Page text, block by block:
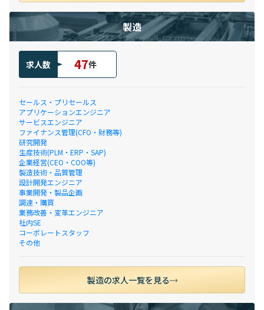
製造
求人数 47件
セールス・プリセールス
アプリケーションエンジニア
サービスエンジニア
ファイナンス管理(CFO・財務等)
研究開発
生産技術(PLM・ERP・SAP)
企業経営(CEO・COO等)
製造技術・品質管理
設計開発エンジニア
事業開発・製品企画
調達・購買
業務改善・変革エンジニア
社内SE
コーポレートスタッフ
その他
製造の求人一覧を見る